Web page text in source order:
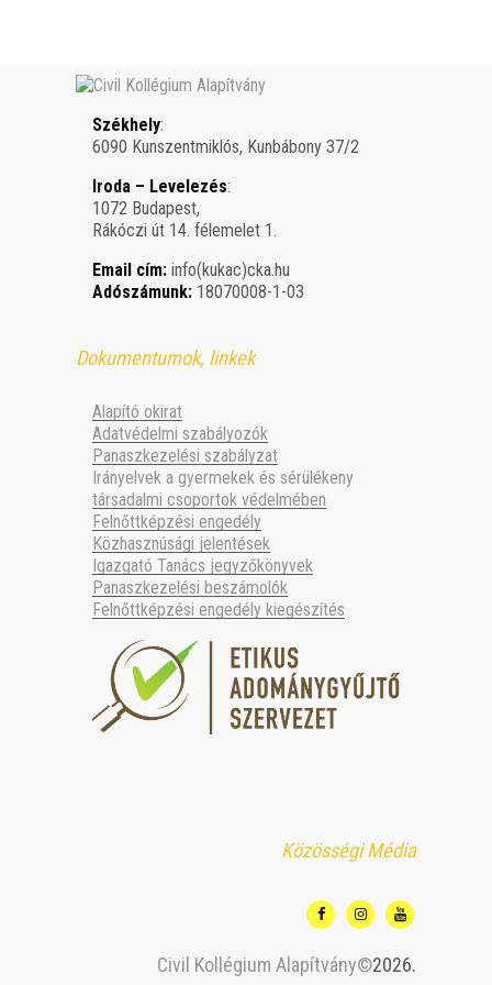
Székhely:
6090 Kunszentmiklós, Kunbábony 37/2
Iroda – Levelezés:
1072 Budapest,
Rákóczi út 14. félemelet 1.
Email cím: info(kukac)cka.hu
Adószámunk: 18070008-1-03
Dokumentumok, linkek
Alapító okirat
Adatvédelmi szabályozók
Panaszkezelési szabályzat
Irányelvek a gyermekek és sérülékeny
társadalmi csoportok védelmében
Felnőttképzési engedély
Közhasznúsági jelentések
Igazgató Tanács jegyzőkönyvek
Panaszkezelési beszámolók
Felnőttképzési engedély kiegészítés
Közösségi Média
Civil Kollégium Alapítvány©2026.